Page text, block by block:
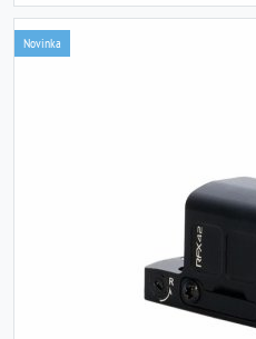
Novinka